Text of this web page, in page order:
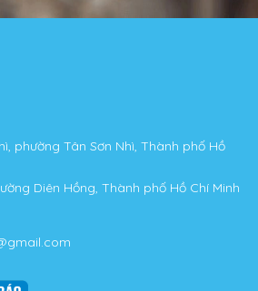
phường Tân Sơn Nhì, Thành phố Hồ
Diên Hồng, Thành phố Hồ Chí Minh